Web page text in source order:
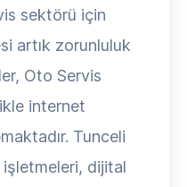
sektörü için
artık zorunluluk
Oto Servis
internet
Tunceli
dijital